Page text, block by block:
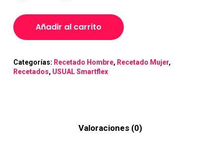
Añadir al carrito
Categorías: Recetado Hombre, Recetado Mujer,
Recetados, USUAL Smartflex
Valoraciones (0)